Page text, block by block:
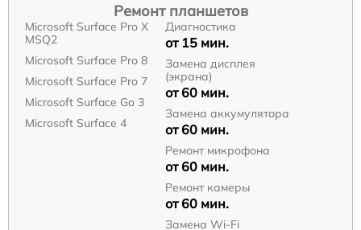
Ремонт планшетов
Microsoft Surface Pro X
MSQ2
Microsoft Surface Pro 8
Microsoft Surface Pro 7
Microsoft Surface Go 3
Microsoft Surface 4
Диагностика
от 15 мин.
Замена дисплея
(экрана)
от 60 мин.
Замена аккумулятора
от 60 мин.
Ремонт микрофона
от 60 мин.
Ремонт камеры
от 60 мин.
Замена Wi-Fi